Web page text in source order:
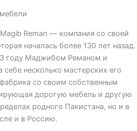
Reman — компания со своей
началась более 130 лет назад.
году Маджибом Реманом и
себе несколько мастерских его
со своим собственным
дорогую мебель и другую
родного Пакистана, но и в
и в Россию.